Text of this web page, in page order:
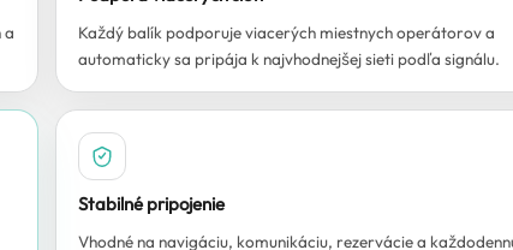
a
Každý balík podporuje viacerých miestnych operátorov a
automaticky sa pripája k najvhodnejšej sieti podľa signálu.
Stabilné pripojenie
Vhodné na navigáciu, komunikáciu, rezervácie a